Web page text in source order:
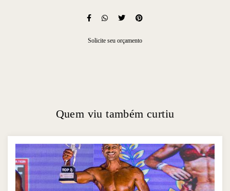
Solicite seu orçamento
Quem viu também curtiu